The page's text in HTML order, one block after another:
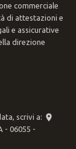
commerciale
di attestazioni e
e assicurative
direzione
scrivi a:
- 06055 -